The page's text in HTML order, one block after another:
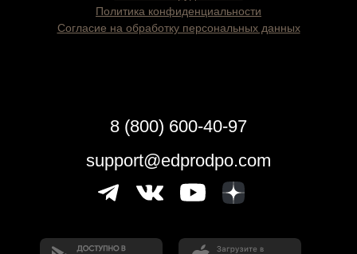
Политика конфиденциальности
Согласие на обработку персональных данных
8 (800) 600-40-97
support@edprodpo.com